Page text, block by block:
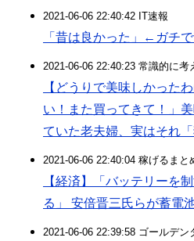
2021-06-06 22:40:42 IT速報
「昔は良かった」←ガチ
2021-06-06 22:40:23 常識的に考
【どうりで美味しかった
い！また買ってきて！」
ていた老夫婦、実はそれ
2021-06-06 22:40:04 稼げるまと
【経済】「バッテリーを
る」 安倍晋三氏らが蓄電
2021-06-06 22:39:58 ゴールデン